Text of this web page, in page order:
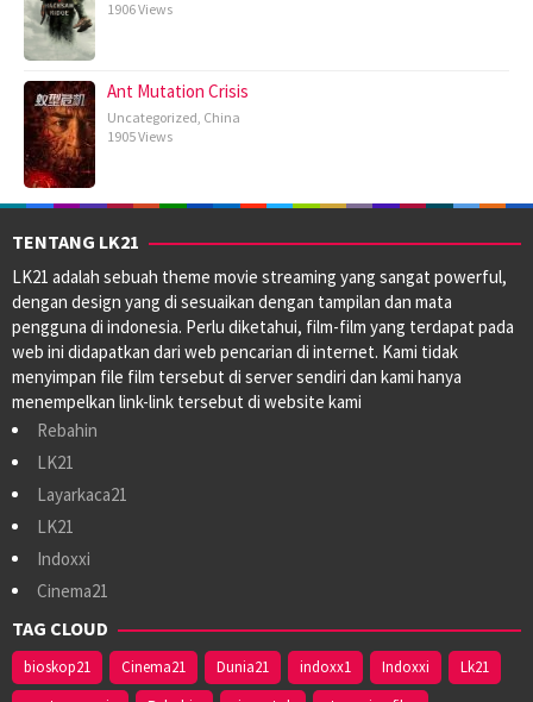
1906 Views
Ant Mutation Crisis
Uncategorized, China
1905 Views
TENTANG LK21
LK21 adalah sebuah theme movie streaming yang sangat powerful,
dengan design yang di sesuaikan dengan tampilan dan mata
pengguna di indonesia. Perlu diketahui, film-film yang terdapat pada
web ini didapatkan dari web pencarian di internet. Kami tidak
menyimpan file film tersebut di server sendiri dan kami hanya
menempelkan link-link tersebut di website kami
Rebahin
LK21
Layarkaca21
LK21
Indoxxi
Cinema21
TAG CLOUD
bioskop21 Cinema21 Dunia21 indoxx1 Indoxxi
Lk21